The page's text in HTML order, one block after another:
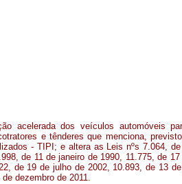
acelerada dos veículos automóveis
e tênderes que menciona,
- TIPI; e altera as Leis nºs 7.064,
de 11 de janeiro de 1990, 11.775, de
de 19 de julho de 2002, 10.893, de 13
dezembro de 2011.